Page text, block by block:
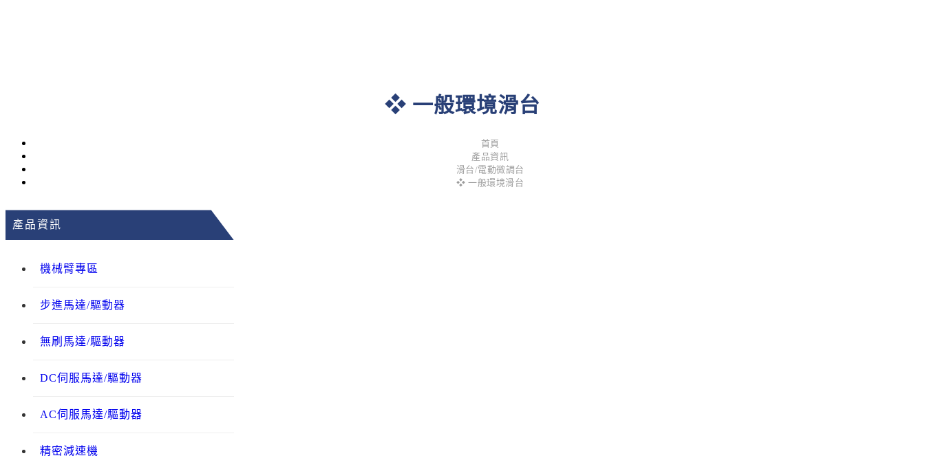
❖ 一般環境滑台
首頁
產品資訊
滑台/電動微調台
❖ 一般環境滑台
產品資訊
機械臂專區
步進馬達/驅動器
無刷馬達/驅動器
DC伺服馬達/驅動器
AC伺服馬達/驅動器
精密減速機